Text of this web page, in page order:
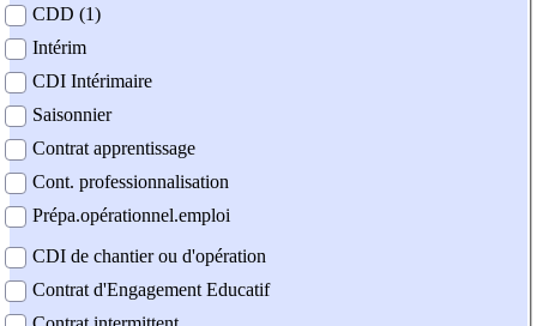
CDD (1)
Intérim
CDI Intérimaire
Saisonnier
Contrat apprentissage
Cont. professionnalisation
Prépa.opérationnel.emploi
CDI de chantier ou d'opération
Contrat d'Engagement Educatif